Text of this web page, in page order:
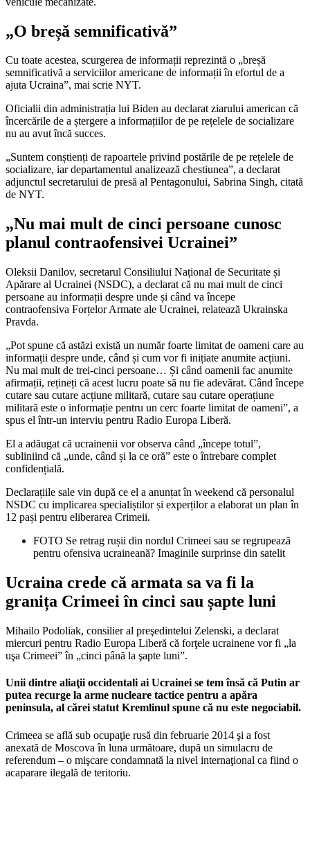
„O breșă semnificativă”
Cu toate acestea, scurgerea de informații reprezintă o „breșă
semnificativă a serviciilor americane de informații în efortul de a
ajuta Ucraina”, mai scrie NYT.
Oficialii din administrația lui Biden au declarat ziarului american că
încercările de a ștergere a informațiilor de pe rețelele de socializare
nu au avut încă succes.
„Suntem conștienți de rapoartele privind postările de pe rețelele de
socializare, iar departamentul analizează chestiunea”, a declarat
adjunctul secretarului de presă al Pentagonului, Sabrina Singh, citată
de NYT.
„Nu mai mult de cinci persoane cunosc
planul contraofensivei Ucrainei”
Oleksii Danilov, secretarul Consiliului Național de Securitate și
Apărare al Ucrainei (NSDC), a declarat că nu mai mult de cinci
persoane au informații despre unde și când va începe
contraofensiva Forțelor Armate ale Ucrainei, relatează Ukrainska
Pravda.
„Pot spune că astăzi există un număr foarte limitat de oameni care au
informații despre unde, când și cum vor fi inițiate anumite acțiuni.
Nu mai mult de trei-cinci persoane… Și când oamenii fac anumite
afirmații, rețineți că acest lucru poate să nu fie adevărat. Când începe
cutare sau cutare acțiune militară, cutare sau cutare operațiune
militară este o informație pentru un cerc foarte limitat de oameni”, a
spus el într-un interviu pentru Radio Europa Liberă.
El a adăugat că ucrainenii vor observa când „începe totul”,
subliniind că „unde, când și la ce oră” este o întrebare complet
confidențială.
Declarațiile sale vin după ce el a anunțat în weekend că personalul
NSDC cu implicarea specialiștilor și experților a elaborat un plan în
12 pași pentru eliberarea Crimeii.
FOTO Se retrag rușii din nordul Crimeei sau se regrupează
pentru ofensiva ucraineană? Imaginile surprinse din satelit
Ucraina crede că armata sa va fi la
granița Crimeei în cinci sau șapte luni
Mihailo Podoliak, consilier al preşedintelui Zelenski, a declarat
miercuri pentru Radio Europa Liberă că forţele ucrainene vor fi „la
uşa Crimeei” în „cinci până la şapte luni”.
Unii dintre aliaţii occidentali ai Ucrainei se tem însă că Putin ar
putea recurge la arme nucleare tactice pentru a apăra
peninsula, al cărei statut Kremlinul spune că nu este negociabil.
Crimeea se află sub ocupaţie rusă din februarie 2014 şi a fost
anexată de Moscova în luna următoare, după un simulacru de
referendum – o mişcare condamnată la nivel internaţional ca fiind o
acaparare ilegală de teritoriu.